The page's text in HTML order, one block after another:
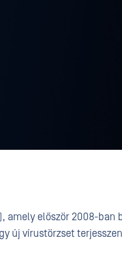
amely először 2008-
új vírustörzset